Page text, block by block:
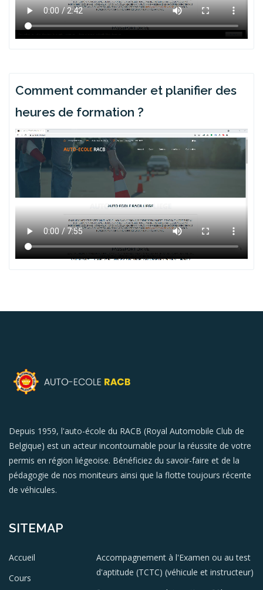
Comment commander et planifier des
heures de formation ?
Depuis 1959, l'auto-école du RACB (Royal Automobile Club de
Belgique) est un acteur incontournable pour la réussite de votre
permis en région liégeoise. Bénéficiez du savoir-faire et de la
pédagogie de nos moniteurs ainsi que la flotte toujours récente
de véhicules.
SITEMAP
Accueil
Cours
Accompagnement à l'Examen ou au test
d'aptitude (TCTC) (véhicule et instructeur)